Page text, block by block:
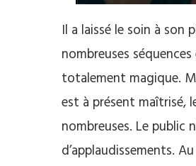
Il a laissé le soin à son
nombreuses
totalement magique.
est à présent maîtrisé,
nombreuses. Le public
d’applaudissements.